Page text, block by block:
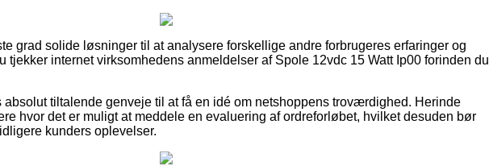
grad solide løsninger til at analysere forskellige andre forbrugeres erfaringer og
tjekker internet virksomhedens anmeldelser af Spole 12vdc 15 Watt Ip00 forinden du
tiltalende genveje til at få en idé om netshoppens troværdighed. Herinde
hvor det er muligt at meddele en evaluering af ordreforløbet, hvilket desuden bør
kunders oplevelser.